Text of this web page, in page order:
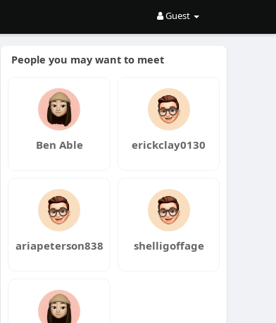
Guest
People you may want to meet
Ben Able erickclay0130
ariapeterson838 shelligoffage